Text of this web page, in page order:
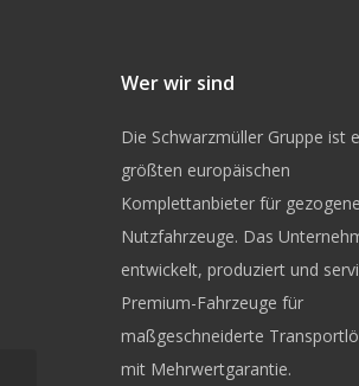
Wer wir sind
Die Schwarzmüller Gruppe ist
größten europäischen
Komplettanbieter für gezogene
Nutzfahrzeuge. Das
entwickelt, produziert und
Premium-Fahrzeuge für
maßgeschneiderte
mit Mehrwertgarantie.